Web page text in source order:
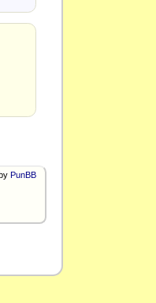
PunBB